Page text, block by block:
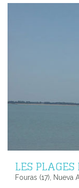
LES
Fouras (17), Nueva